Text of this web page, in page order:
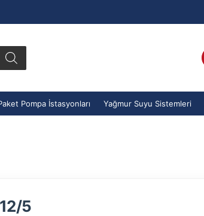
Pompa İstasyonları Yağmur Suyu Sistemleri
5